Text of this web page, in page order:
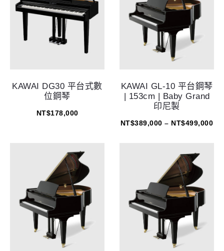
KAWAI DG30 平台式數
位鋼琴
NT$178,000
KAWAI GL-10 平台鋼琴
| 153cm | Baby Grand
印尼製
NT$389,000 – NT$499,000